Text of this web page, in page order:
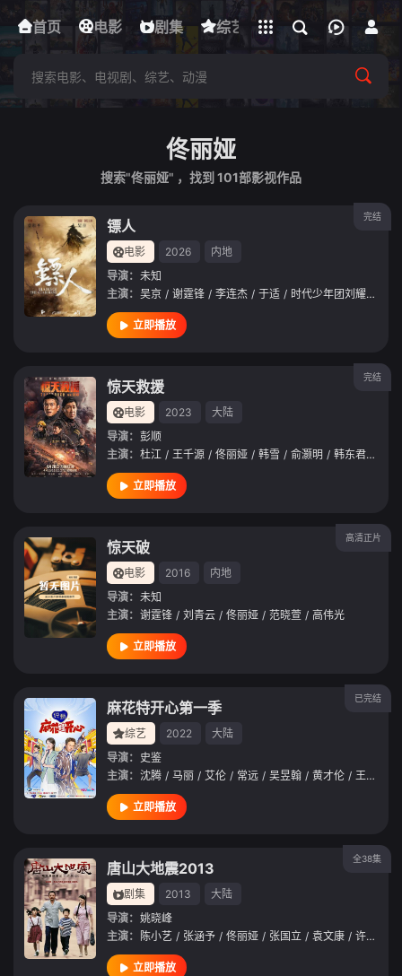
首页 电影 剧集 综艺 动漫 短剧
下载客户端
立即登录
佟丽娅
搜索"佟丽娅" ，找到 101部影视作品
完结
镖人
电影 2026
内地
导演： 未知
主演： 吴京 / 谢霆锋 / 李连杰 / 于适 / 时代少年团刘耀文
立即播放
完结
惊天救援
电影 2023
大陆
导演： 彭顺
主演： 杜江 / 王千源 / 佟丽娅 / 韩雪 / 俞灏明 / 韩东君 /
立即播放
高清正片
惊天破
电影 2016
内地
导演： 未知
主演： 谢霆锋 / 刘青云 / 佟丽娅 / 范晓萱 / 高伟光
立即播放
已完结
麻花特开心第一季
综艺 2022
大陆
导演： 史鉴
主演： 沈腾 / 马丽 / 艾伦 / 常远 / 吴昱翰 / 黄才伦 / 王成思
立即播放
全38集
唐山大地震2013
剧集 2013
大陆
导演： 姚晓峰
主演：
陈小艺 / 张涵予 / 佟丽娅 / 张国立 / 袁文康 / 许亚军
立即播放